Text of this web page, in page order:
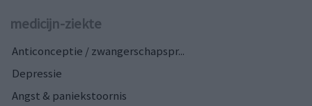
medicijn-ziekte
Anticonceptie / zwangerschapspr...
Depressie
Angst & paniekstoornis